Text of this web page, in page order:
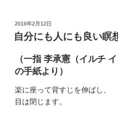
投
稿
日:
2016年2月12日
自分にも人にも良い瞑
（一指 李承憲（イルチ
の手紙より）
楽に座って背すじを伸ばし、
目は閉じます。